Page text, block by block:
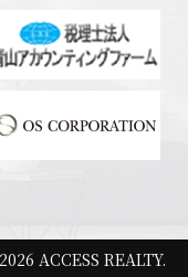
ACCESS REALTY.